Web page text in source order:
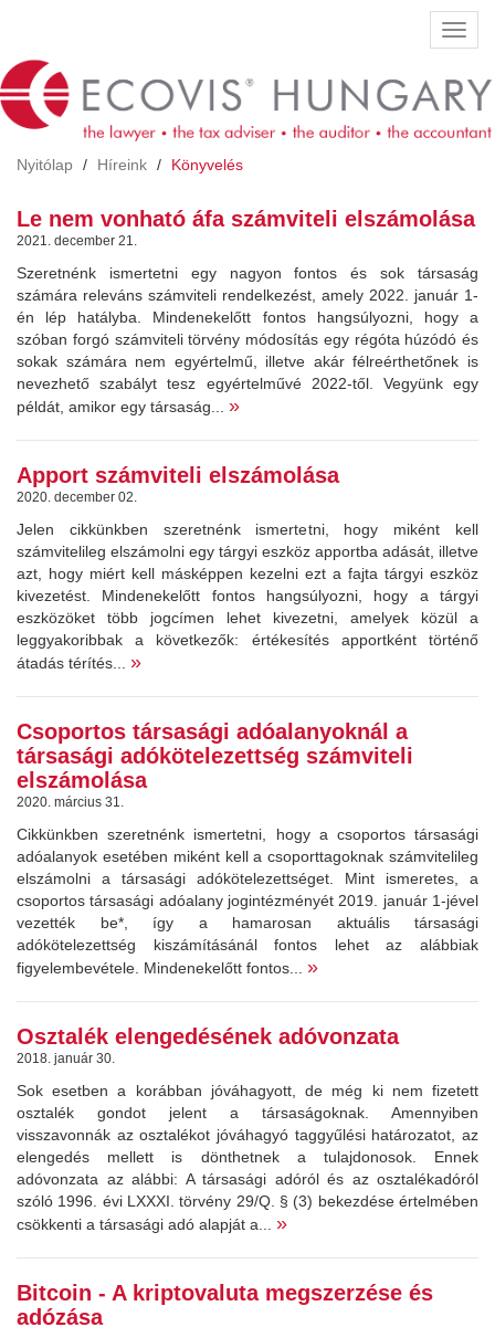
Nyitólap Híreink Könyvelés
Le nem vonható áfa számviteli elszámolása
2021. december 21.
Szeretnénk ismertetni egy nagyon fontos és sok társaság
számára releváns számviteli rendelkezést, amely 2022. január 1-
én lép hatályba. Mindenekelőtt fontos hangsúlyozni, hogy a
szóban forgó számviteli törvény módosítás egy régóta húzódó és
sokak számára nem egyértelmű, illetve akár félreérthetőnek is
nevezhető szabályt tesz egyértelművé 2022-től. Vegyünk egy
példát, amikor egy társaság... »
Apport számviteli elszámolása
2020. december 02.
Jelen cikkünkben szeretnénk ismertetni, hogy miként kell
számvitelileg elszámolni egy tárgyi eszköz apportba adását, illetve
azt, hogy miért kell másképpen kezelni ezt a fajta tárgyi eszköz
kivezetést. Mindenekelőtt fontos hangsúlyozni, hogy a tárgyi
eszközöket több jogcímen lehet kivezetni, amelyek közül a
leggyakoribbak a következők: értékesítés apportként történő
átadás térítés... »
Csoportos társasági adóalanyoknál a
társasági adókötelezettség számviteli
elszámolása
2020. március 31.
Cikkünkben szeretnénk ismertetni, hogy a csoportos társasági
adóalanyok esetében miként kell a csoporttagoknak számvitelileg
elszámolni a társasági adókötelezettséget. Mint ismeretes, a
csoportos társasági adóalany jogintézményét 2019. január 1-jével
vezették be*, így a hamarosan aktuális társasági
adókötelezettség kiszámításánál fontos lehet az alábbiak
figyelembevétele. Mindenekelőtt fontos... »
Osztalék elengedésének adóvonzata
2018. január 30.
Sok esetben a korábban jóváhagyott, de még ki nem fizetett
osztalék gondot jelent a társaságoknak. Amennyiben
visszavonnák az osztalékot jóváhagyó taggyűlési határozatot, az
elengedés mellett is dönthetnek a tulajdonosok. Ennek
adóvonzata az alábbi: A társasági adóról és az osztalékadóról
szóló 1996. évi LXXXI. törvény 29/Q. § (3) bekezdése értelmében
csökkenti a társasági adó alapját a... »
Bitcoin - A kriptovaluta megszerzése és
adózása